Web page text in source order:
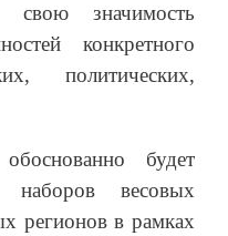
свою значимость
конкретного
политических,
будет
наборов весовых
регионов в рамках